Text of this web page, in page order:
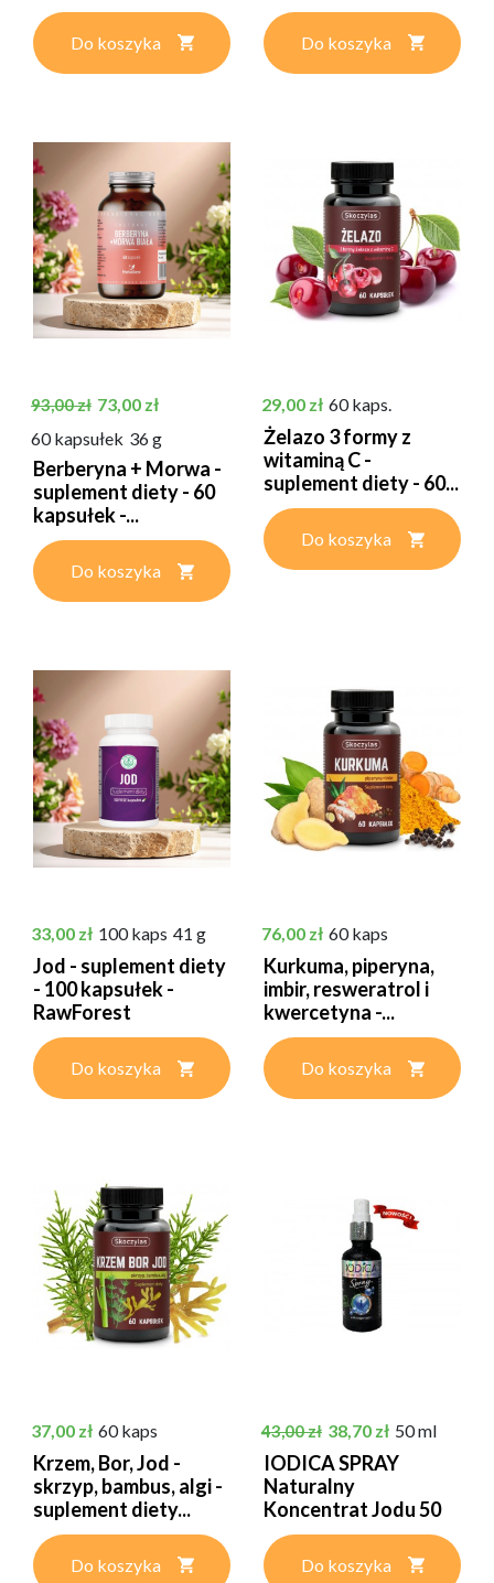
Do koszyka Do koszyka
Cena podstawowa
93,00 zł Cena
73,00 zł
60 kapsułek 36 g
Berberyna + Morwa -
suplement diety - 60
kapsułek -...
Do koszyka
Cena
29,00 zł 60 kaps.
Żelazo 3 formy z
witaminą C -
suplement diety - 60...
Do koszyka
Cena
33,00 zł 100 kaps 41 g
Jod - suplement diety
- 100 kapsułek -
RawForest
Do koszyka
Cena
76,00 zł 60 kaps
Kurkuma, piperyna,
imbir, resweratrol i
kwercetyna -...
Do koszyka
Cena
37,00 zł 60 kaps
Krzem, Bor, Jod -
skrzyp, bambus, algi -
suplement diety...
Do koszyka
Cena podstawowa
43,00 zł Cena
38,70 zł 50 ml
IODICA SPRAY
Naturalny
Koncentrat Jodu 50
ml
Do koszyka